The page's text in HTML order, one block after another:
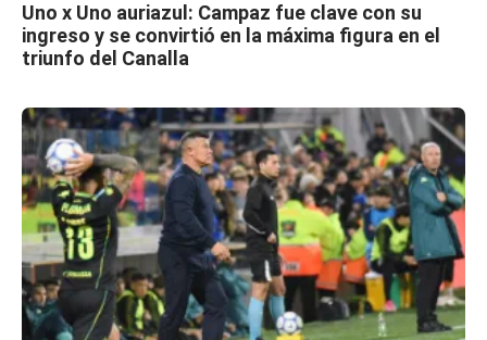
Uno x Uno auriazul: Campaz fue clave con su
ingreso y se convirtió en la máxima figura en el
triunfo del Canalla